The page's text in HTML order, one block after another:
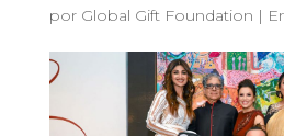
por Global Gift Foundation |